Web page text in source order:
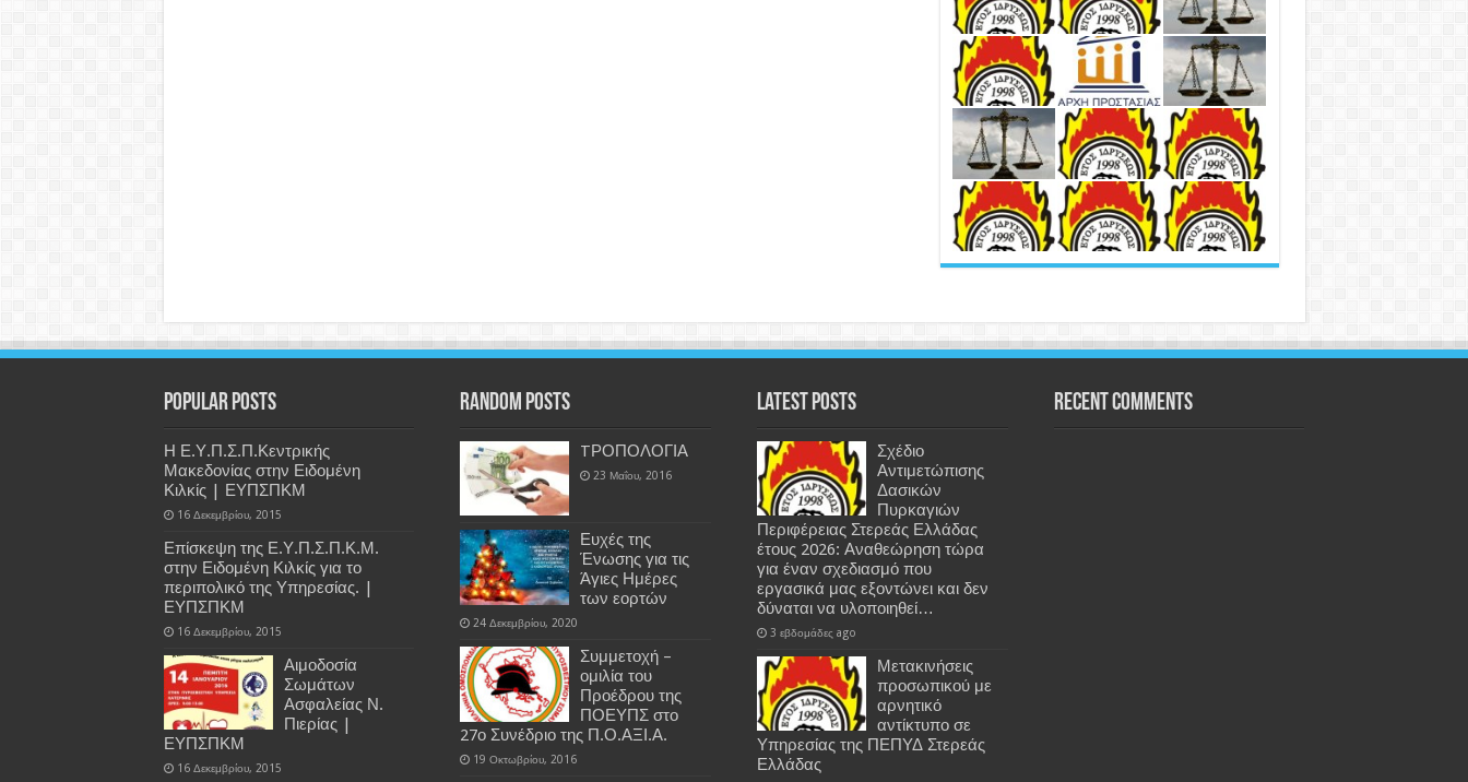
Popular Posts
Η Ε.Υ.Π.Σ.Π.Κεντρικής
Μακεδονίας στην Ειδομένη
Κιλκίς | ΕΥΠΣΠΚΜ
16 Δεκεμβρίου, 2015
Επίσκεψη της Ε.Υ.Π.Σ.Π.Κ.Μ.
στην Ειδομένη Κιλκίς για το
περιπολικό της Υπηρεσίας. |
ΕΥΠΣΠΚΜ
16 Δεκεμβρίου, 2015
Αιμοδοσία
Σωμάτων
Ασφαλείας Ν.
Πιερίας |
ΕΥΠΣΠΚΜ
16 Δεκεμβρίου, 2015
Random Posts
TΡΟΠΟΛΟΓΙΑ
23 Μαΐου, 2016
Ευχές της
Ένωσης για τις
Άγιες Ημέρες
των εορτών
24 Δεκεμβρίου, 2020
Συμμετοχή –
ομιλία του
Προέδρου της
ΠΟΕΥΠΣ στο
27ο Συνέδριο της Π.Ο.ΑΞΙ.Α.
19 Οκτωβρίου, 2016
Latest Posts
Σχέδιο
Αντιμετώπισης
Δασικών
Πυρκαγιών
Περιφέρειας Στερεάς Ελλάδας
έτους 2026: Αναθεώρηση τώρα
για έναν σχεδιασμό που
εργασικά μας εξοντώνει και δεν
δύναται να υλοποιηθεί…
3 εβδομάδες ago
Μετακινήσεις
προσωπικού με
αρνητικό
αντίκτυπο σε
Υπηρεσίας της ΠΕΠΥΔ Στερεάς
Ελλάδας
Recent Comments